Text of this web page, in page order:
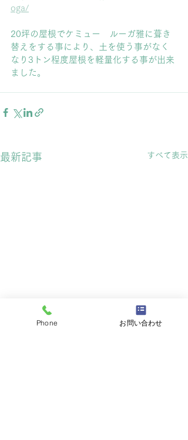
oga/
20坪の屋根でケミュー　ルーガ雅に葺き
替えをする事により、土を使う事がなく
なり3トン程度屋根を軽量化する事が出来
ました。
最新記事 すべて表示
Phone お問い合わせ